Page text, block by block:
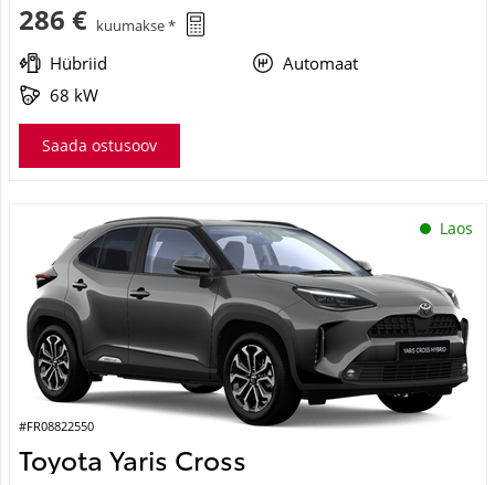
286 € kuumakse *
Hübriid
Automaat
68 kW
Saada ostusoov
Laos
#FR08822550
Toyota Yaris Cross